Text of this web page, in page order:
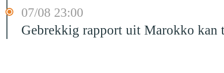
07/08 23:00
Gebrekkig rapport uit Marokko